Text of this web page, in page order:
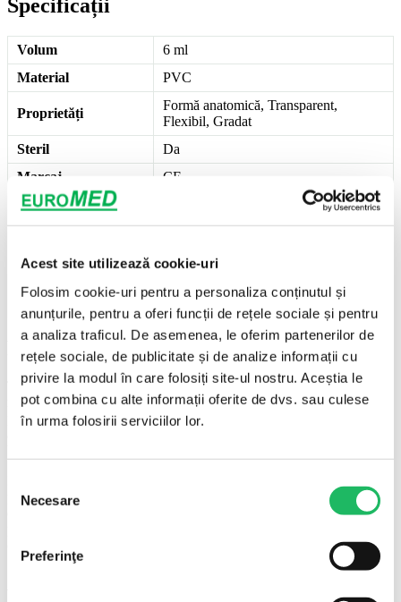
Acest site utilizează cookie-uri
Folosim cookie-uri pentru a personaliza conținutul și
anunțurile, pentru a oferi funcții de rețele sociale și pentru
a analiza traficul. De asemenea, le oferim partenerilor de
rețele sociale, de publicitate și de analize informații cu
privire la modul în care folosiți site-ul nostru. Aceștia le
pot combina cu alte informații oferite de dvs. sau culese
în urma folosirii serviciilor lor.
consimțământului
Necesare
Preferinţe
Specificații
Volum
6 ml
Material
PVC
Proprietăți
Formă anatomică, Transparent,
Flexibil, Gradat
Steril
Da
Marcaj
CE
Mod ambalare
SC Alpha Ned 2000 Exim SRL
Pentru ce se folosește
Transformă medicația lichidă în aerosoli inhalabili direct în căile
respiratorii. Designul alungit acoperă nasul și gura pentru a minimiza
pierderea de substanță, iar tubul lung oferă mobilitate. Se folosește în
prevazut cu picioruse pentru o stabilitate foarte buna, este inchis
ermetic, pentru minimalizarea volumului rezidual, pentru reducerea